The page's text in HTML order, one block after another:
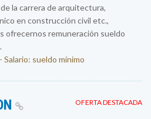
la carrera de arquitectura,
en construcción civil etc.,
ofrecernos remuneración sueldo
sueldo mínimo
OFERTA DESTACADA